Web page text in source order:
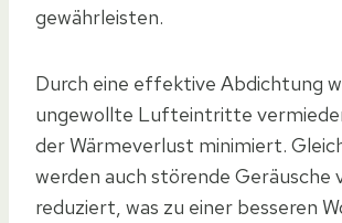
gewährleisten.
Durch eine effektive Abdichtung
ungewollte Lufteintritte
der Wärmeverlust minimiert.
werden auch störende Geräusche
reduziert, was zu einer besseren